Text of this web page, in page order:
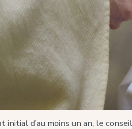
d’au moins un an, le